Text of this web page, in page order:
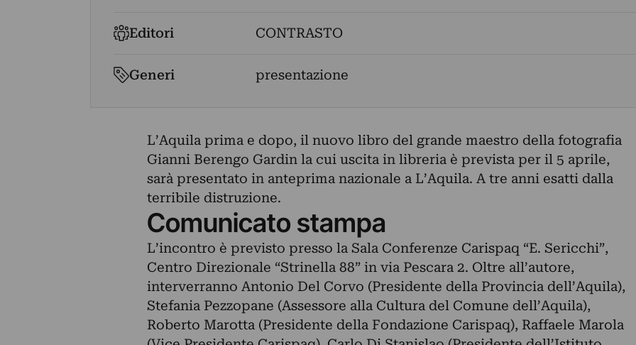
Editori CONTRASTO
Generi presentazione
L’Aquila prima e dopo, il nuovo libro del grande maestro della fotografia
Gianni Berengo Gardin la cui uscita in libreria è prevista per il 5 aprile,
sarà presentato in anteprima nazionale a L’Aquila. A tre anni esatti dalla
terribile distruzione.
Comunicato stampa
L’incontro è previsto presso la Sala Conferenze Carispaq “E. Sericchi”,
Centro Direzionale “Strinella 88” in via Pescara 2. Oltre all’autore,
interverranno Antonio Del Corvo (Presidente della Provincia dell’Aquila),
Stefania Pezzopane (Assessore alla Cultura del Comune dell’Aquila),
Roberto Marotta (Presidente della Fondazione Carispaq), Raffaele Marola